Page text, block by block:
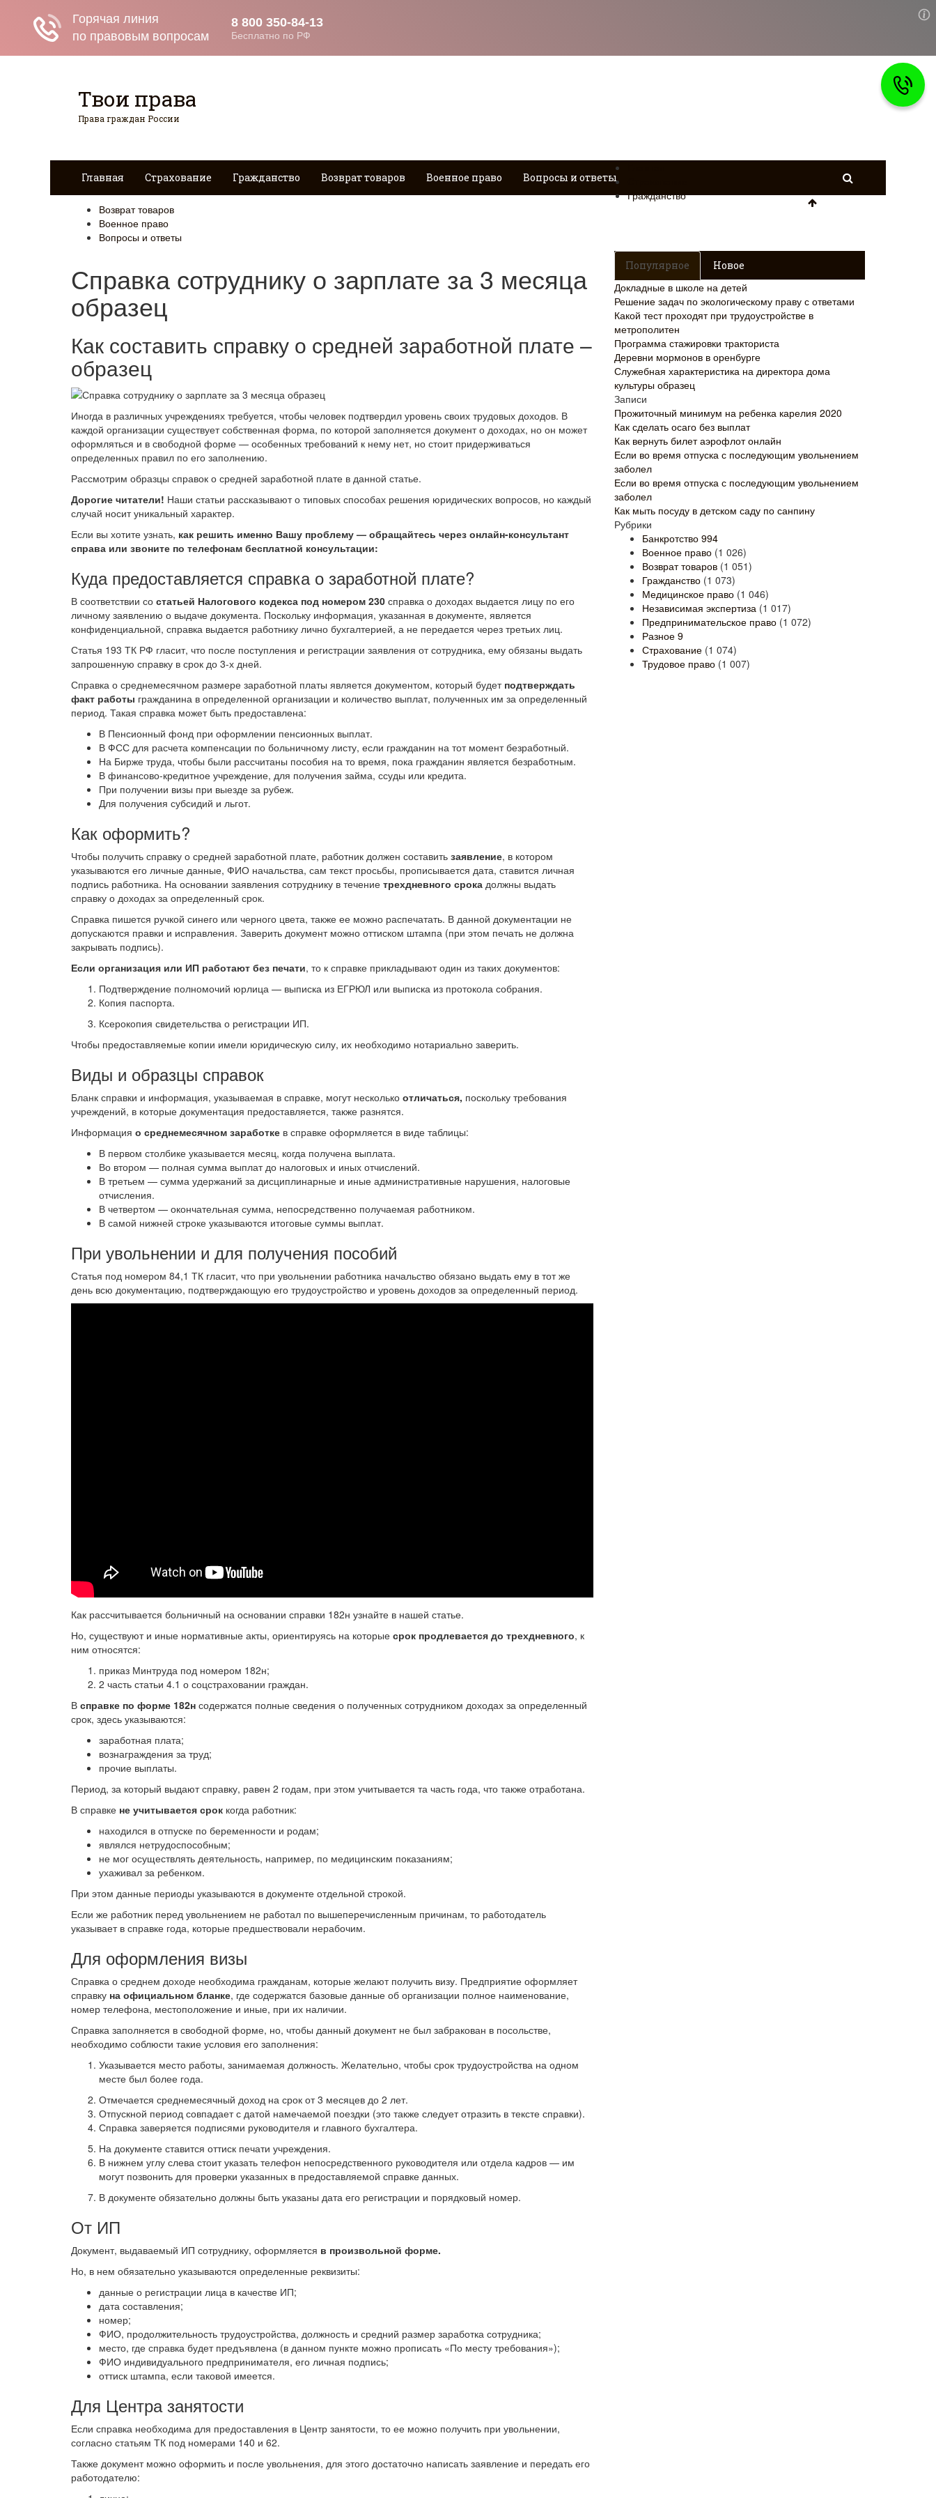
Твои права
Права граждан России
Главная Страхование Гражданство Возврат товаров Военное право Вопросы и ответы
Гражданство
Возврат товаров
Военное право
Вопросы и ответы
Справка сотруднику о зарплате за 3 месяца
образец
Как составить справку о средней заработной плате –
образец
Иногда в различных учреждениях требуется, чтобы человек подтвердил уровень своих трудовых доходов. В
каждой организации существует собственная форма, по которой заполняется документ о доходах, но он может
оформляться и в свободной форме — особенных требований к нему нет, но стоит придерживаться
определенных правил по его заполнению.
Рассмотрим образцы справок о средней заработной плате в данной статье.
Дорогие читатели! Наши статьи рассказывают о типовых способах решения юридических вопросов, но каждый
случай носит уникальный характер.
Если вы хотите узнать, как решить именно Вашу проблему — обращайтесь через онлайн-консультант
справа или звоните по телефонам бесплатной консультации:
Куда предоставляется справка о заработной плате?
В соответствии со статьей Налогового кодекса под номером 230 справка о доходах выдается лицу по его
личному заявлению о выдаче документа. Поскольку информация, указанная в документе, является
конфиденциальной, справка выдается работнику лично бухгалтерией, а не передается через третьих лиц.
Статья 193 ТК РФ гласит, что после поступления и регистрации заявления от сотрудника, ему обязаны выдать
запрошенную справку в срок до 3-х дней.
Справка о среднемесячном размере заработной платы является документом, который будет подтверждать
факт работы гражданина в определенной организации и количество выплат, полученных им за определенный
период. Такая справка может быть предоставлена:
В Пенсионный фонд при оформлении пенсионных выплат.
В ФСС для расчета компенсации по больничному листу, если гражданин на тот момент безработный.
На Бирже труда, чтобы были рассчитаны пособия на то время, пока гражданин является безработным.
В финансово-кредитное учреждение, для получения займа, ссуды или кредита.
При получении визы при выезде за рубеж.
Для получения субсидий и льгот.
Как оформить?
Чтобы получить справку о средней заработной плате, работник должен составить заявление, в котором
указываются его личные данные, ФИО начальства, сам текст просьбы, прописывается дата, ставится личная
подпись работника. На основании заявления сотруднику в течение трехдневного срока должны выдать
справку о доходах за определенный срок.
Справка пишется ручкой синего или черного цвета, также ее можно распечатать. В данной документации не
допускаются правки и исправления. Заверить документ можно оттиском штампа (при этом печать не должна
закрывать подпись).
Если организация или ИП работают без печати, то к справке прикладывают один из таких документов:
Подтверждение полномочий юрлица — выписка из ЕГРЮЛ или выписка из протокола собрания.
Копия паспорта.
Ксерокопия свидетельства о регистрации ИП.
Чтобы предоставляемые копии имели юридическую силу, их необходимо нотариально заверить.
Виды и образцы справок
Бланк справки и информация, указываемая в справке, могут несколько отличаться, поскольку требования
учреждений, в которые документация предоставляется, также разнятся.
Информация о среднемесячном заработке в справке оформляется в виде таблицы:
В первом столбике указывается месяц, когда получена выплата.
Во втором — полная сумма выплат до налоговых и иных отчислений.
В третьем — сумма удержаний за дисциплинарные и иные административные нарушения, налоговые
отчисления.
В четвертом — окончательная сумма, непосредственно получаемая работником.
В самой нижней строке указываются итоговые суммы выплат.
При увольнении и для получения пособий
Статья под номером 84,1 ТК гласит, что при увольнении работника начальство обязано выдать ему в тот же
день всю документацию, подтверждающую его трудоустройство и уровень доходов за определенный период.
Как рассчитывается больничный на основании справки 182н узнайте в нашей статье.
Но, существуют и иные нормативные акты, ориентируясь на которые срок продлевается до трехдневного, к
ним относятся:
приказ Минтруда под номером 182н;
2 часть статьи 4.1 о соцстраховании граждан.
В справке по форме 182н содержатся полные сведения о полученных сотрудником доходах за определенный
срок, здесь указываются:
заработная плата;
вознаграждения за труд;
прочие выплаты.
Период, за который выдают справку, равен 2 годам, при этом учитывается та часть года, что также отработана.
В справке не учитывается срок когда работник:
находился в отпуске по беременности и родам;
являлся нетрудоспособным;
не мог осуществлять деятельность, например, по медицинским показаниям;
ухаживал за ребенком.
При этом данные периоды указываются в документе отдельной строкой.
Если же работник перед увольнением не работал по вышеперечисленным причинам, то работодатель
указывает в справке года, которые предшествовали нерабочим.
Для оформления визы
Справка о среднем доходе необходима гражданам, которые желают получить визу. Предприятие оформляет
справку на официальном бланке, где содержатся базовые данные об организации полное наименование,
номер телефона, местоположение и иные, при их наличии.
Справка заполняется в свободной форме, но, чтобы данный документ не был забракован в посольстве,
необходимо соблюсти такие условия его заполнения:
Указывается место работы, занимаемая должность. Желательно, чтобы срок трудоустройства на одном
месте был более года.
Отмечается среднемесячный доход на срок от 3 месяцев до 2 лет.
Отпускной период совпадает с датой намечаемой поездки (это также следует отразить в тексте справки).
Справка заверяется подписями руководителя и главного бухгалтера.
На документе ставится оттиск печати учреждения.
В нижнем углу слева стоит указать телефон непосредственного руководителя или отдела кадров — им
могут позвонить для проверки указанных в предоставляемой справке данных.
В документе обязательно должны быть указаны дата его регистрации и порядковый номер.
От ИП
Документ, выдаваемый ИП сотруднику, оформляется в произвольной форме.
Но, в нем обязательно указываются определенные реквизиты:
данные о регистрации лица в качестве ИП;
дата составления;
номер;
ФИО, продолжительность трудоустройства, должность и средний размер заработка сотрудника;
место, где справка будет предъявлена (в данном пункте можно прописать «По месту требования»);
ФИО индивидуального предпринимателя, его личная подпись;
оттиск штампа, если таковой имеется.
Для Центра занятости
Если справка необходима для предоставления в Центр занятости, то ее можно получить при увольнении,
согласно статьям ТК под номерами 140 и 62.
Также документ можно оформить и после увольнения, для этого достаточно написать заявление и передать его
работодателю:
Популярное Новое
Докладные в школе на детей
Решение задач по экологическому праву с ответами
Какой тест проходят при трудоустройстве в
метрополитен
Программа стажировки тракториста
Деревни мормонов в оренбурге
Служебная характеристика на директора дома
культуры образец
Записи
Прожиточный минимум на ребенка карелия 2020
Как сделать осаго без выплат
Как вернуть билет аэрофлот онлайн
Если во время отпуска с последующим увольнением
заболел
Если во время отпуска с последующим увольнением
заболел
Как мыть посуду в детском саду по санпину
Рубрики
Банкротство 994
Военное право (1 026)
Возврат товаров (1 051)
Гражданство (1 073)
Медицинское право (1 046)
Независимая экспертиза (1 017)
Предпринимательское право (1 072)
Разное 9
Страхование (1 074)
Трудовое право (1 007)